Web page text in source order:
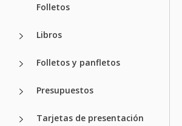
Folletos
Libros
Folletos y panfletos
Presupuestos
Tarjetas de presentación